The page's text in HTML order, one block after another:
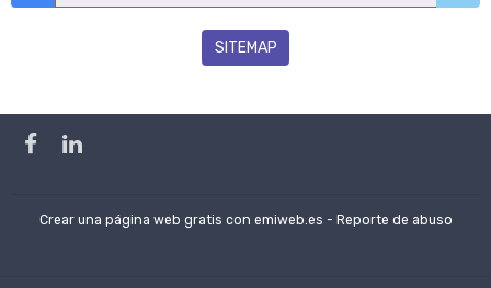
SITEMAP
Crear una página web gratis con emiweb.es - Reporte de abuso